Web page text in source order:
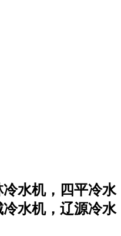
水机，四平冷水
水机，辽源冷水